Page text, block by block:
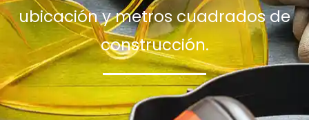
ubicación y metros cuadrados de
construcción.